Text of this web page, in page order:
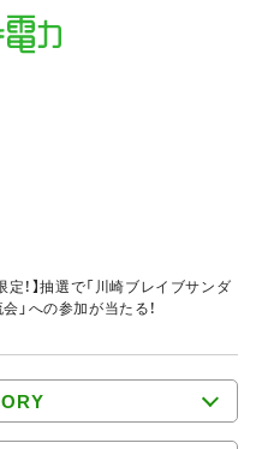
定！】抽選で「川崎ブレイブサンダ
」への参加が当たる！